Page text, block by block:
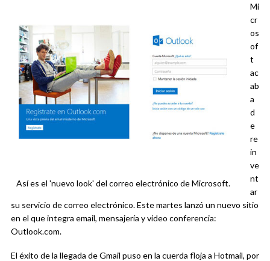
Así es el 'nuevo look' del correo electrónico de Microsoft.
Mi
cr
os
of
t
ac
ab
a
d
e
re
in
ve
nt
ar
su servicio de correo electrónico. Este martes lanzó un nuevo sitio
en el que integra email, mensajería y video conferencia:
Outlook.com.
El éxito de la llegada de Gmail puso en la cuerda floja a Hotmail, por